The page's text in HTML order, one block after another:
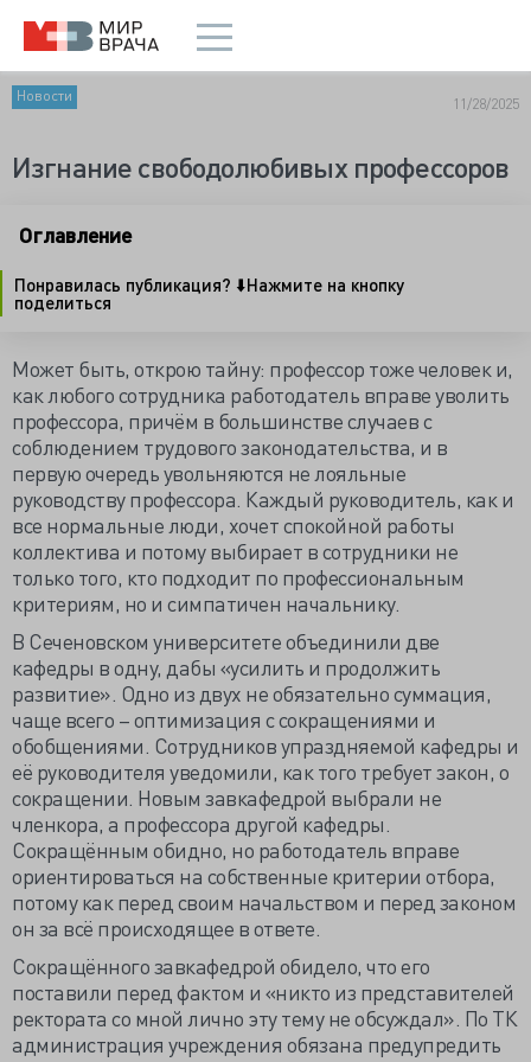
Новости 11/28/2025
Изгнание свободолюбивых профессоров
Оглавление
Понравилась публикация? ⬇️Нажмите на кнопку
поделиться
Может быть, открою тайну: профессор тоже человек и,
как любого сотрудника работодатель вправе уволить
профессора, причём в большинстве случаев с
соблюдением трудового законодательства, и в
первую очередь увольняются не лояльные
руководству профессора. Каждый руководитель, как и
все нормальные люди, хочет спокойной работы
коллектива и потому выбирает в сотрудники не
только того, кто подходит по профессиональным
критериям, но и симпатичен начальнику.
В Сеченовском университете объединили две
кафедры в одну, дабы «усилить и продолжить
развитие». Одно из двух не обязательно суммация,
чаще всего – оптимизация с сокращениями и
обобщениями. Сотрудников упраздняемой кафедры и
её руководителя уведомили, как того требует закон, о
сокращении. Новым завкафедрой выбрали не
членкора, а профессора другой кафедры.
Сокращённым обидно, но работодатель вправе
ориентироваться на собственные критерии отбора,
потому как перед своим начальством и перед законом
он за всё происходящее в ответе.
Сокращённого завкафедрой обидело, что его
поставили перед фактом и «никто из представителей
ректората со мной лично эту тему не обсуждал». По ТК
администрация учреждения обязана предупредить